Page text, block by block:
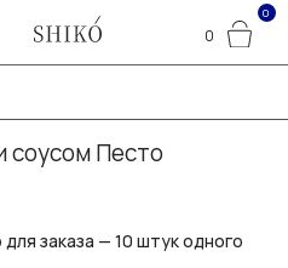
0
0
соусом Песто
заказа — 10 штук одного